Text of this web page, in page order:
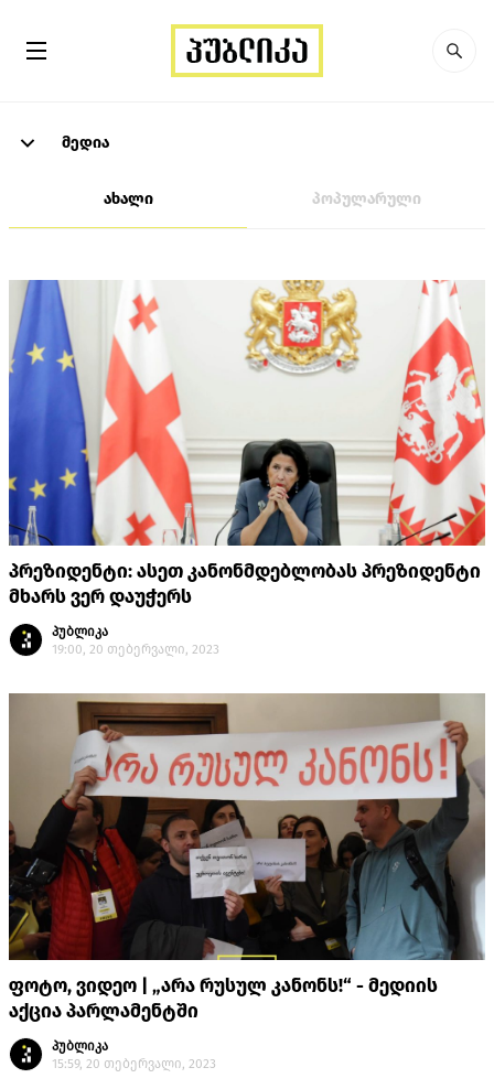
მედია
ახალი პოპულარული
პრეზიდენტი: ასეთ კანონმდებლობას პრეზიდენტი
მხარს ვერ დაუჭერს
პუბლიკა
19:00, 20 თებერვალი, 2023
ფოტო, ვიდეო | „არა რუსულ კანონს!“ - მედიის
აქცია პარლამენტში
პუბლიკა
15:59, 20 თებერვალი, 2023